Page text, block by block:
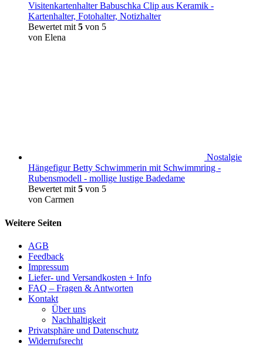
Visitenkartenhalter Babuschka Clip aus Keramik -
Kartenhalter, Fotohalter, Notizhalter
Bewertet mit5 von 5
von Elena
Nostalgie
Hängefigur Betty Schwimmerin mit Schwimmring -
Rubensmodell - mollige lustige Badedame
Bewertet mit5 von 5
von Carmen
Weitere Seiten
AGB
Feedback
Impressum
Liefer- und Versandkosten + Info
FAQ – Fragen & Antworten
Kontakt
Über uns
Nachhaltigkeit
Privatsphäre und Datenschutz
Widerrufsrecht